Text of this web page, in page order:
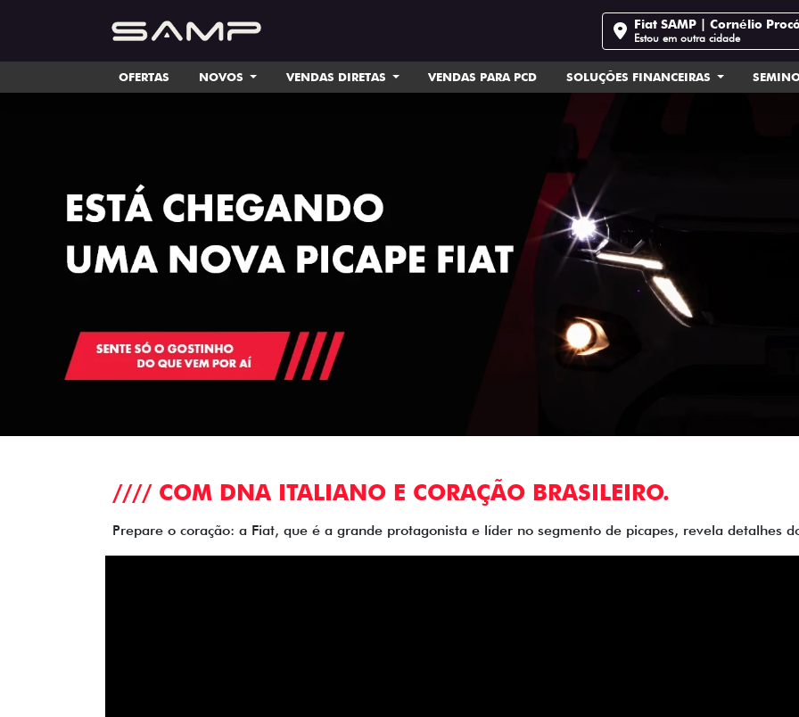
Fiat SAMP | Cornélio
Estou em outra cidade
OFERTAS NOVOS VENDAS DIRETAS VENDAS PARA PCD SOLUÇÕES FINANCEIRAS
//// COM DNA ITALIANO E CORAÇÃO BRASILEIRO.
Prepare o coração: a Fiat, que é a grande protagonista e líder no segmento de picapes, revela detalhes